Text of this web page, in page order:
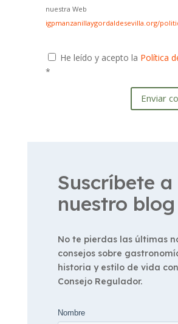
nuestra Web
igpmanzanillaygordaldesevilla.org/
He leído y acepto la Política
*
Enviar
Suscríbete a
nuestro blog
No te pierdas las últimas
consejos sobre
historia y estilo de vida
Consejo Regulador.